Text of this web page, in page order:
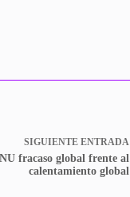
SIGUIENTE ENTRADA
fracaso global frente al
calentamiento global